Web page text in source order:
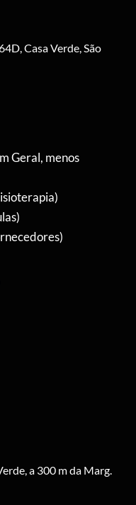
Casa Verde, São
Geral, menos
a 300 m da Marg.